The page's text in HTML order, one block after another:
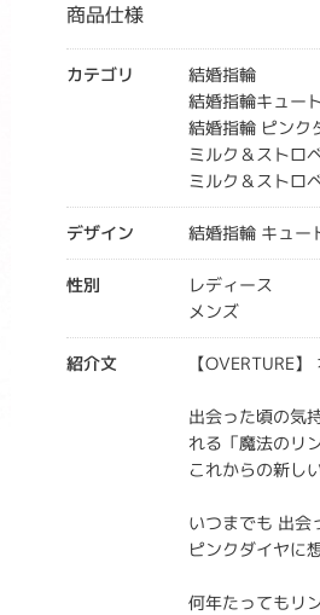
商品仕様
カテゴリ
結婚指輪
結婚指輪キュー
結婚指輪 ピンク
ミルク＆ストロ
ミルク＆ストロ
デザイン 結婚指輪 キュー
性別
レディース
メンズ
紹介文 【OVERTURE
出会った頃の気
れる「魔法のリ
これからの新し
いつまでも 出会
ピンクダイヤに
何年たってもリ